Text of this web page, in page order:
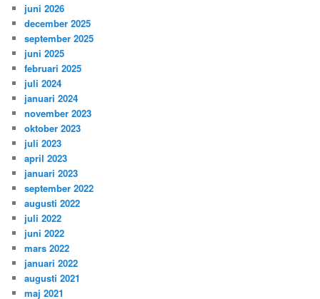
juni 2026
december 2025
september 2025
juni 2025
februari 2025
juli 2024
januari 2024
november 2023
oktober 2023
juli 2023
april 2023
januari 2023
september 2022
augusti 2022
juli 2022
juni 2022
mars 2022
januari 2022
augusti 2021
maj 2021